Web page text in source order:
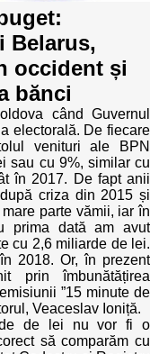
Belarus,
occident și
bănci
când Guvernul
electorală. De fiecare
venituri ale BPN
sau cu 9%, similar cu
în 2017. De fapt anii
criza din 2015 și
parte vămii, iar în
prima dată am avut
cu 2,6 miliarde de lei.
2018. Or, în prezent
prin îmbunătățirea
”15 minute de
Veaceslav Ioniță.
de lei nu vor fi o
să comparăm cu